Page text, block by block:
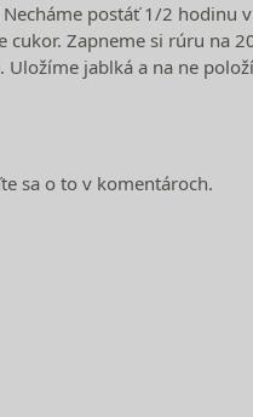
postáť 1/2 hodinu
Zapneme si rúru na
jablká a na ne
sa o to v komentároch.